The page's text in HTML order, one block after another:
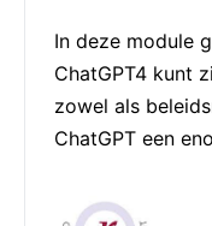
In deze module
ChatGPT4 kunt
zowel als
ChatGPT een